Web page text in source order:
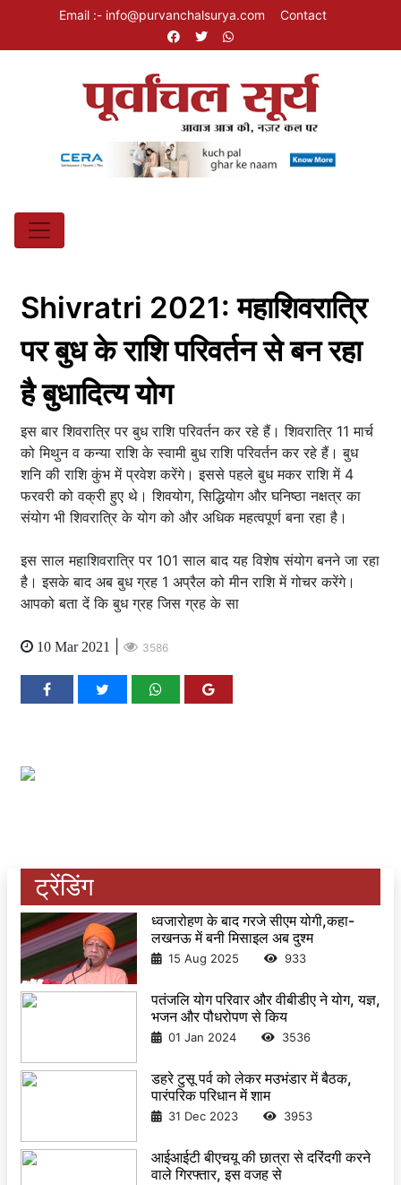
Email :- info@purvanchalsurya.com Contact
Shivratri 2021: महाशिवरात्रि
पर बुध के राशि परिवर्तन से बन रहा
है बुधादित्य योग
इस बार शिवरात्रि पर बुध राशि परिवर्तन कर रहे हैं। शिवरात्रि 11 मार्च
को मिथुन व कन्या राशि के स्वामी बुध राशि परिवर्तन कर रहे हैं। बुध
शनि की राशि कुंभ में प्रवेश करेंगे। इससे पहले बुध मकर राशि में 4
फरवरी को वक्री हुए थे। शिवयोग, सिद्धियोग और घनिष्ठा नक्षत्र का
संयोग भी शिवरात्रि के योग को और अधिक महत्वपूर्ण बना रहा है।
इस साल महाशिवरात्रि पर 101 साल बाद यह विशेष संयोग बनने जा रहा
है। इसके बाद अब बुध ग्रह 1 अप्रैल को मीन राशि में गोचर करेंगे।
आपको बता दें कि बुध ग्रह जिस ग्रह के सा
10 Mar 2021 3586
ट्रेंडिंग
ध्वजारोहण के बाद गरजे सीएम योगी,कहा-
लखनऊ में बनी मिसाइल अब दुश्म
15 Aug 2025 933
पतंजलि योग परिवार और वीबीडीए ने योग, यज्ञ,
भजन और पौधरोपण से किय
01 Jan 2024 3536
डहरे टुसू पर्व को लेकर मउभंडार में बैठक,
पारंपरिक परिधान में शाम
31 Dec 2023 3953
आईआईटी बीएचयू की छात्रा से दरिंदगी करने
वाले गिरफ्तार, इस वजह से